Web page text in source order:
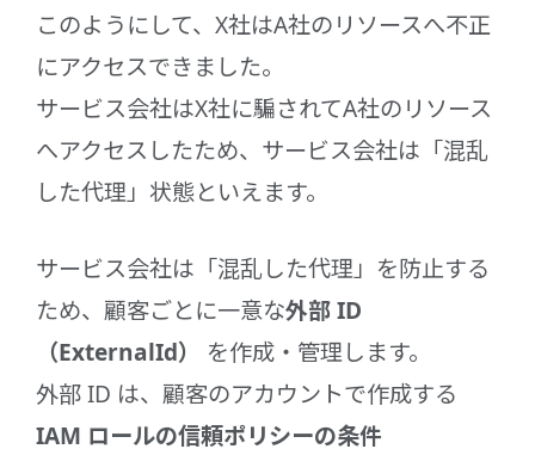
このようにして、X社はA社のリソースへ不正
にアクセスできました。
サービス会社はX社に騙されてA社のリソース
へアクセスしたため、サービス会社は「混乱
した代理」状態といえます。
サービス会社は「混乱した代理」を防止する
ため、顧客ごとに一意な外部 ID
（ExternalId）
を作成・管理します。
外部 ID は、顧客のアカウントで作成する
IAM ロールの信頼ポリシーの条件